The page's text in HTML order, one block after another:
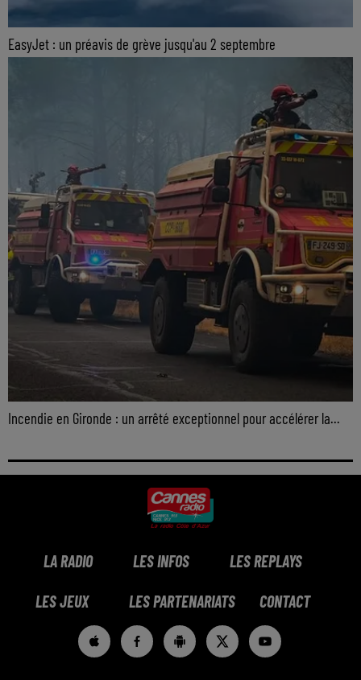
EasyJet : un préavis de grève jusqu'au 2 septembre
Incendie en Gironde : un arrêté exceptionnel pour accélérer la...
LA RADIO LES INFOS LES REPLAYS
LES JEUX LES PARTENARIATS CONTACT